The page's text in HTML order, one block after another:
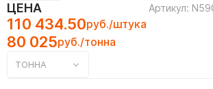
ЦЕНА Артикул:
110 434.50руб./штука
80 025руб./тонна
ТОННА